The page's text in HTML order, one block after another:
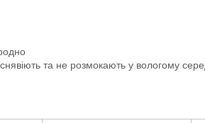
та не розмокають у вологому